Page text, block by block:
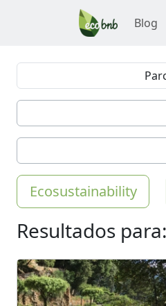
Blog
Ecosustainability
Resultados